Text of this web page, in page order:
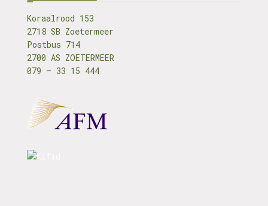
Koraalrood 153
2718 SB Zoetermeer
Postbus 714
2700 AS ZOETERMEER
079 – 33 15 444